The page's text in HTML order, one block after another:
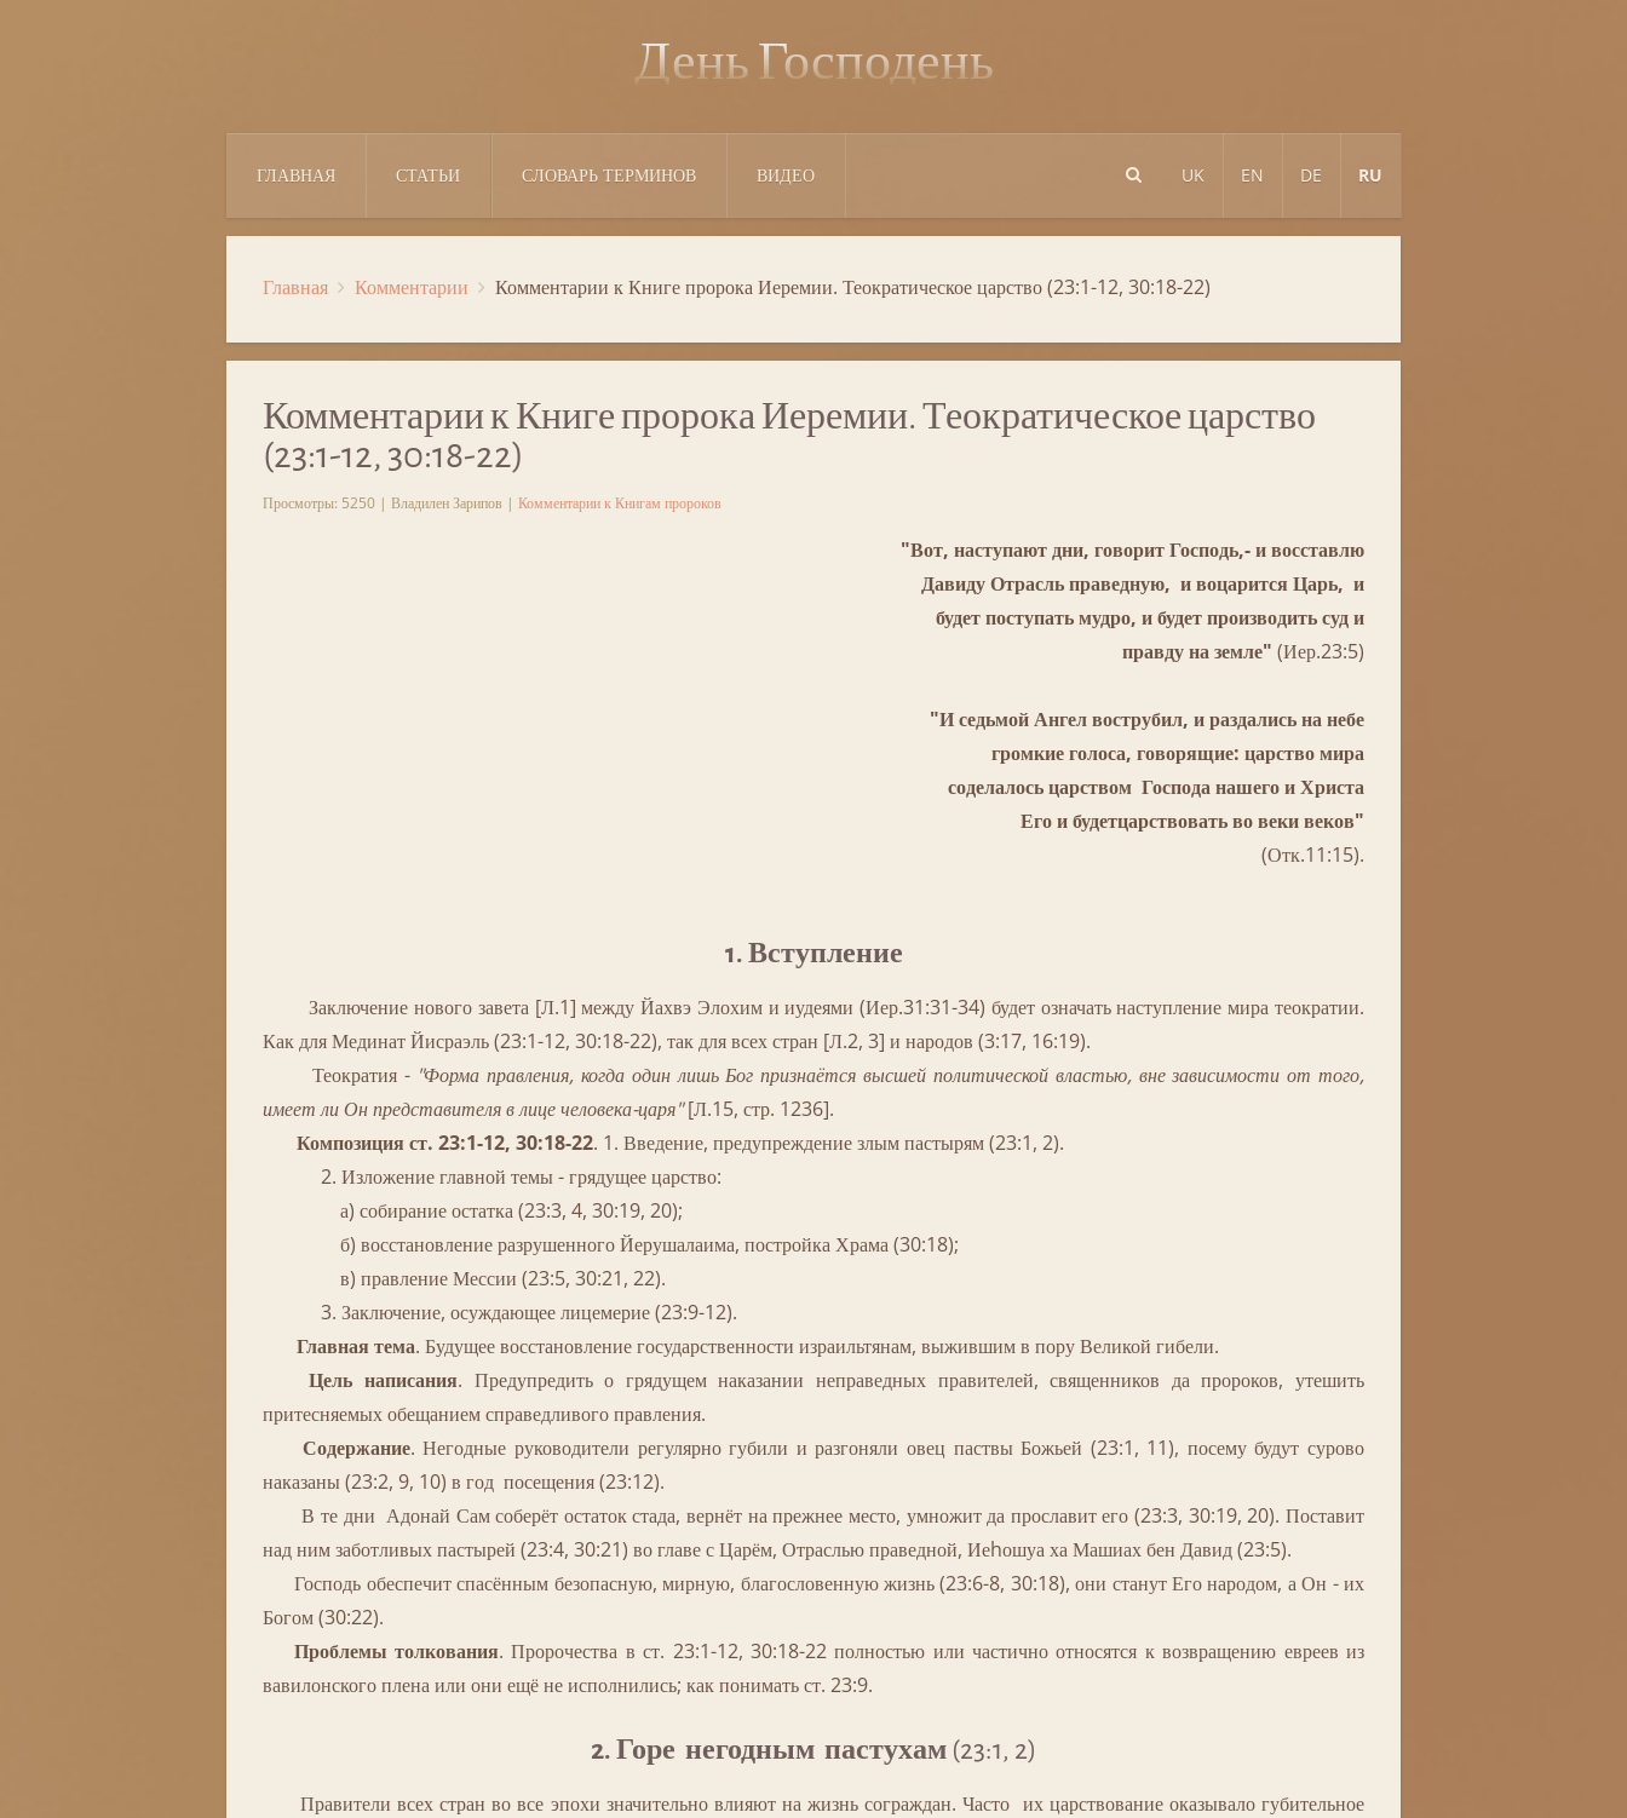
День Господень
ГЛАВНАЯ СТАТЬИ СЛОВАРЬ ТЕРМИНОВ ВИДЕО UK EN DE RU
Главная Комментарии Комментарии к Книге пророка Иеремии. Теократическое царство (23:1-12, 30:18-22)
Комментарии к Книге пророка Иеремии. Теократическое царство
(23:1-12, 30:18-22)
Просмотры: 5250 | Владилен Зарипов | Комментарии к Книгам пророков
"Вот, наступают дни, говорит Господь,- и восставлю
Давиду Отрасль праведную, и воцарится Царь, и
будет поступать мудро, и будет производить суд и
правду на земле" (Иер.23:5)
"И седьмой Ангел вострубил, и раздались на небе
громкие голоса, говорящие: царство мира
соделалось царством Господа нашего и Христа
Его и будетцарствовать во веки веков"
(Отк.11:15).
1. Вступление
Заключение нового завета [Л.1] между Йахвэ Элохим и иудеями (Иер.31:31-34) будет означать наступление мира теократии.
Как для Мединат Йисраэль (23:1-12, 30:18-22), так для всех стран [Л.2, 3] и народов (3:17, 16:19).
Теократия - "Форма правления, когда один лишь Бог признаётся высшей политической властью, вне зависимости от того,
имеет ли Он представителя в лице человека-царя"[Л.15, стр. 1236].
Композиция ст. 23:1-12, 30:18-22. 1. Введение, предупреждение злым пастырям (23:1, 2).
2. Изложение главной темы - грядущее царство:
а) собирание остатка (23:3, 4, 30:19, 20);
б) восстановление разрушенного Йерушалаима, постройка Храма (30:18);
в) правление Мессии (23:5, 30:21, 22).
3. Заключение, осуждающее лицемерие (23:9-12).
Главная тема. Будущее восстановление государственности израильтянам, выжившим в пору Великой гибели.
Цель написания. Предупредить о грядущем наказании неправедных правителей, священников да пророков, утешить
притесняемых обещанием справедливого правления.
Содержание. Негодные руководители регулярно губили и разгоняли овец паствы Божьей (23:1, 11), посему будут сурово
наказаны (23:2, 9, 10) в год посещения (23:12).
В те дни Адонай Сам соберёт остаток стада, вернёт на прежнее место, умножит да прославит его (23:3, 30:19, 20). Поставит
над ним заботливых пастырей (23:4, 30:21) во главе с Царём, Отраслью праведной, Иеhошуа ха Машиах бен Давид (23:5).
Господь обеспечит спасённым безопасную, мирную, благословенную жизнь (23:6-8, 30:18), они станут Его народом, а Он - их
Богом (30:22).
Проблемы толкования. Пророчества в ст. 23:1-12, 30:18-22 полностью или частично относятся к возвращению евреев из
вавилонского плена или они ещё не исполнились; как понимать ст. 23:9.
2. Горе негодным пастухам (23:1, 2)
Правители всех стран во все эпохи значительно влияют на жизнь сограждан. Часто их царствование оказывало губительное